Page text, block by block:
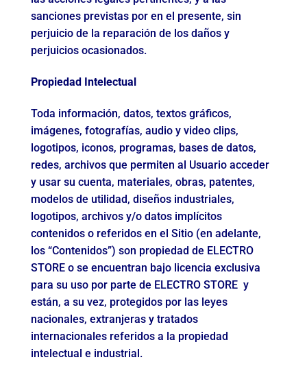
sanciones previstas por en el presente, sin
perjuicio de la reparación de los daños y
perjuicios ocasionados.
Propiedad Intelectual
Toda información, datos, textos gráficos,
imágenes, fotografías, audio y video clips,
logotipos, iconos, programas, bases de datos,
redes, archivos que permiten al Usuario acceder
y usar su cuenta, materiales, obras, patentes,
modelos de utilidad, diseños industriales,
logotipos, archivos y/o datos implícitos
contenidos o referidos en el Sitio (en adelante,
los “Contenidos”) son propiedad de ELECTRO
STORE o se encuentran bajo licencia exclusiva
para su uso por parte de ELECTRO STORE y
están, a su vez, protegidos por las leyes
nacionales, extranjeras y tratados
internacionales referidos a la propiedad
intelectual e industrial.